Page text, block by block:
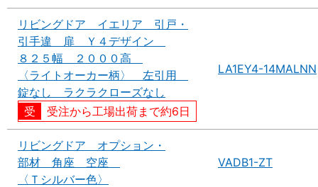
リビングドア イエリア 引戸・
引手違 扉 Ｙ４デザイン
８２５幅 ２０００高
〈ライトオーカー柄〉 左引用
錠なし ラクラクローズなし
受注から工場出荷まで約6日
LA1EY4-14MALNN
リビングドア オプション・
部材 角座 空座
〈Ｔシルバー色〉
VADB1-ZT